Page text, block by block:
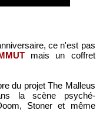
ce n'est pas
mais un coffret
du projet The Malleus
la scène psyché-
Stoner et même